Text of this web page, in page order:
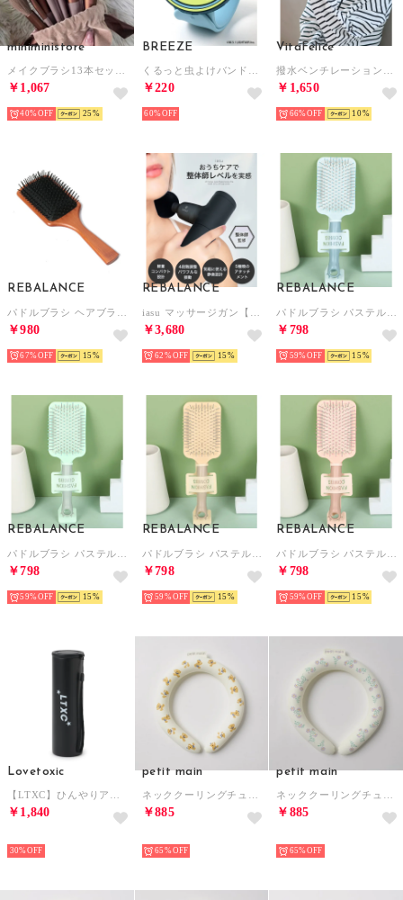
miniministore
￥1,067
40% 25
BREEZE
￥220
60%
VitaFelice
￥1,650
66% 10
REBALANCE
￥980
67% 15
REBALANCE
￥3,680
62% 15
REBALANCE
￥798
59% 15
REBALANCE
￥798
59% 15
REBALANCE
￥798
59% 15
REBALANCE
￥798
59% 15
Lovetoxic
￥1,840
30%
petit main
￥885
65%
petit main
￥885
65%